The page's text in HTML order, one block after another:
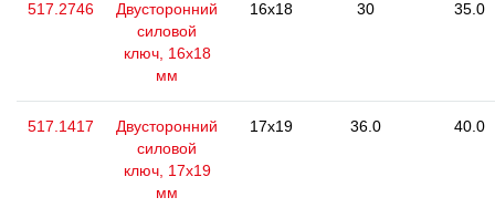
517.2746
Двусторонний
силовой
ключ, 16x18
мм
16x18 30 35.0
517.1417
Двусторонний
силовой
ключ, 17x19
мм
17x19 36.0 40.0